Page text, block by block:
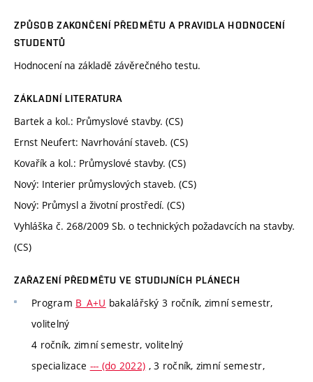
ZPŮSOB ZAKONČENÍ PŘEDMĚTU A PRAVIDLA HODNOCENÍ
STUDENTŮ
Hodnocení na základě závěrečného testu.
ZÁKLADNÍ LITERATURA
Bartek a kol.: Průmyslové stavby. (CS)
Ernst Neufert: Navrhování staveb. (CS)
Kovařík a kol.: Průmyslové stavby. (CS)
Nový: Interier průmyslových staveb. (CS)
Nový: Průmysl a životní prostředí. (CS)
Vyhláška č. 268/2009 Sb. o technických požadavcích na stavby.
(CS)
ZAŘAZENÍ PŘEDMĚTU VE STUDIJNÍCH PLÁNECH
Program B_A+U bakalářský 3 ročník, zimní semestr,
volitelný
4 ročník, zimní semestr, volitelný
specializace --- (do 2022) , 3 ročník, zimní semestr,